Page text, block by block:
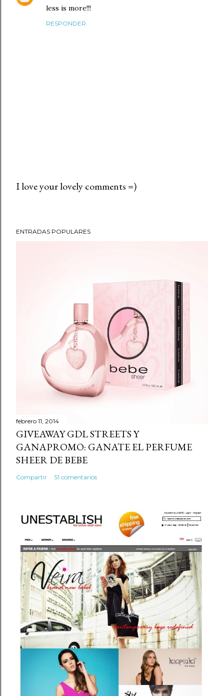
less is more!!!
RESPONDER
r
i
o
I love your lovely comments =)
ENTRADAS POPULARES
febrero 11, 2014
GIVEAWAY GDL STREETS Y
GANAPROMO: GANATE EL PERFUME
SHEER DE BEBE
Compartir 51 comentarios